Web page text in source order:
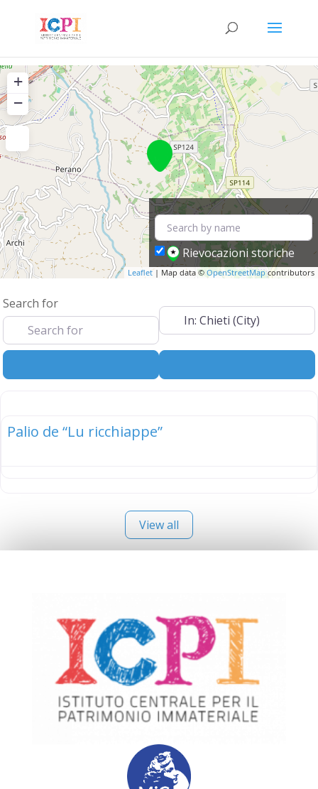
+
−
Leaflet| Map data ©OpenStreetMapcontributors
Rievocazioni storiche
Search for
Near
Palio de “Lu ricchiappe”
View all